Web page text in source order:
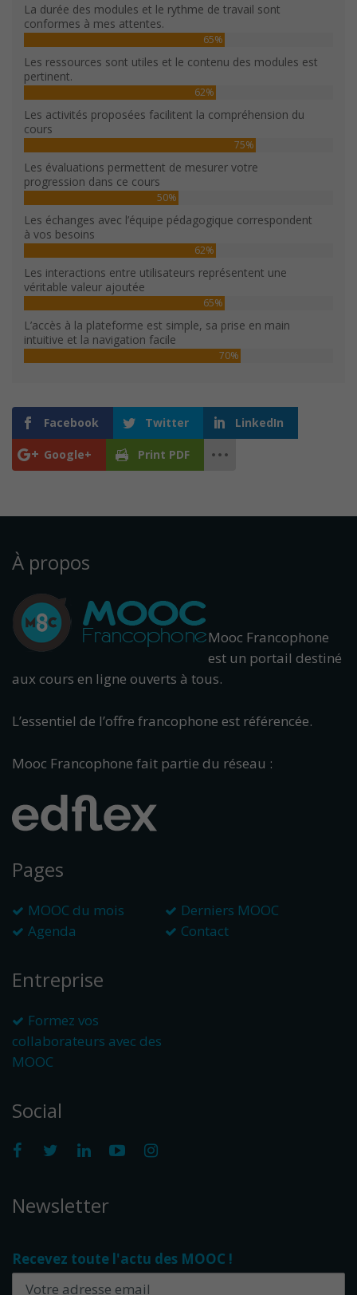
La durée des modules et le rythme de travail sont
conformes à mes attentes.
65%
Les ressources sont utiles et le contenu des modules est
pertinent.
62%
Les activités proposées facilitent la compréhension du
cours
75%
Les évaluations permettent de mesurer votre
progression dans ce cours
50%
Les échanges avec l’équipe pédagogique correspondent
à vos besoins
62%
Les interactions entre utilisateurs représentent une
véritable valeur ajoutée
65%
L’accès à la plateforme est simple, sa prise en main
intuitive et la navigation facile
70%
Facebook Twitter LinkedIn
Google+ Print PDF
À propos
Mooc Francophone
est un portail destiné
aux cours en ligne ouverts à tous.
L’essentiel de l’offre francophone est référencée.
Mooc Francophone fait partie du réseau :
Pages
MOOC du mois
Derniers MOOC
Agenda
Contact
Entreprise
Formez vos
collaborateurs avec des
MOOC
Social
Newsletter
Recevez toute l'actu des MOOC !